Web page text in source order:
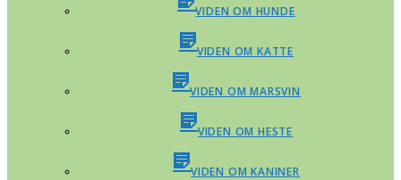
VIDEN OM HUNDE
VIDEN OM KATTE
VIDEN OM MARSVIN
VIDEN OM HESTE
VIDEN OM KANINER